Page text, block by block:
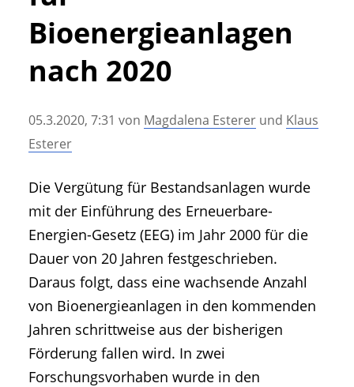
• Messen und Veranstaltungen
• Mitteilung der Redaktion
• Agritechnica Neuheiten Archiv
Bioenergieanlagen
nach 2020
05.3.2020, 7:31 von Magdalena Esterer und Klaus
Esterer
Die Vergütung für Bestandsanlagen wurde
mit der Einführung des Erneuerbare-
Energien-Gesetz (EEG) im Jahr 2000 für die
Dauer von 20 Jahren festgeschrieben.
Daraus folgt, dass eine wachsende Anzahl
von Bioenergieanlagen in den kommenden
Jahren schrittweise aus der bisherigen
Förderung fallen wird. In zwei
Forschungsvorhaben wurde in den